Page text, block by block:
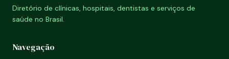
Diretório de clínicas, hospitais, dentistas e serviços de
saúde no Brasil.
Navegação